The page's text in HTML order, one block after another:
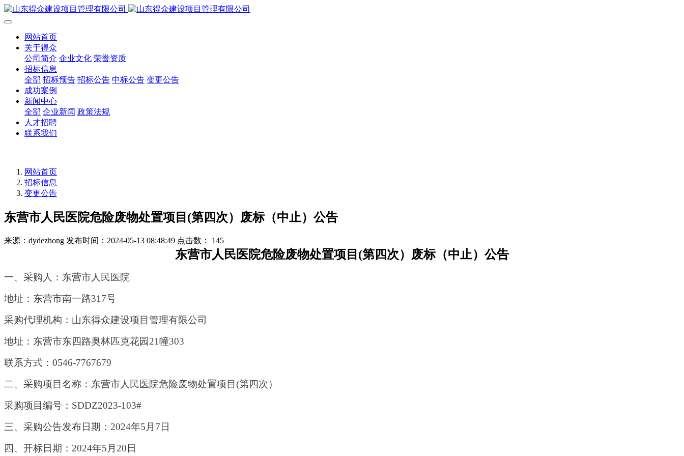
网站首页
关于得众
公司简介 企业文化 荣誉资质
招标信息
全部 招标预告 招标公告 中标公告 变更公告
成功案例
新闻中心
全部 企业新闻 政策法规
人才招聘
联系我们
网站首页
招标信息
变更公告
东营市人民医院危险废物处置项目(第四次）废标（中止）公告
来源：dydezhong 发布时间：2024-05-13 08:48:49 点击数： 145
东营市人民医院危险废物处置项目 (第四次） 废标（中止）公告
一、采购人： 东营市人民医院
地址：东营市南一路317号
采购代理机构：山东得众建设项目管理有限公司
地址： 东营市东四路奥林匹克花园21幢303
联系方式： 0546-7767679
二、 采购项目名称： 东营市人民医院危险废物处置项目 (第四次）
采购项目编号： SDDZ2023-103#
三、采购公告发布日期： 2024年5 月 7 日
四、开标日期： 2024年5月20日